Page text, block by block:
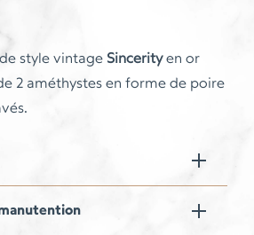
style vintage Sincerityen or
2 améthystes en forme de poire